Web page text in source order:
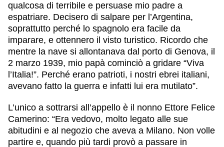
qualcosa di terribile e persuase mio padre a
espatriare. Decisero di salpare per l’Argentina,
soprattutto perché lo spagnolo era facile da
imparare, e ottennero il visto turistico. Ricordo che
mentre la nave si allontanava dal porto di Genova, il
2 marzo 1939, mio papà cominciò a gridare “Viva
l’Italia!”. Perché erano patrioti, i nostri ebrei italiani,
avevano fatto la guerra e infatti lui era mutilato”.
L’unico a sottrarsi all’appello è il nonno Ettore Felice
Camerino: “Era vedovo, molto legato alle sue
abitudini e al negozio che aveva a Milano. Non volle
partire e, quando più tardi provò a passare in